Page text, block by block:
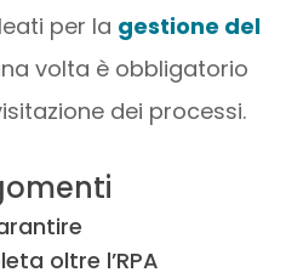
per la gestione del
volta è obbligatorio
dei processi.
oltre l’RPA